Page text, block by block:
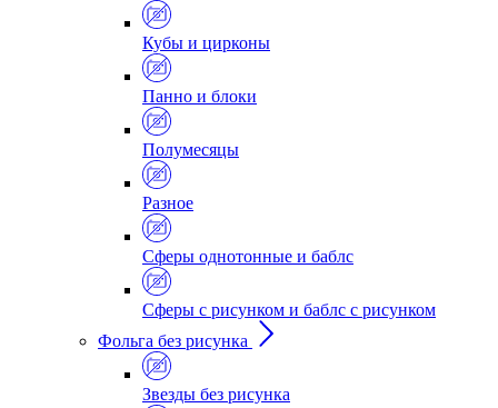
Кубы и цирконы
Панно и блоки
Полумесяцы
Разное
Сферы однотонные и баблс
Сферы с рисунком и баблс с рисунком
Фольга без рисунка
Звезды без рисунка